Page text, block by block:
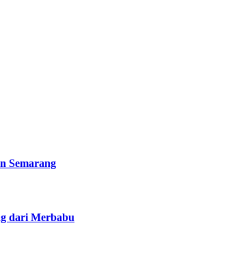
Semarang
dari Merbabu